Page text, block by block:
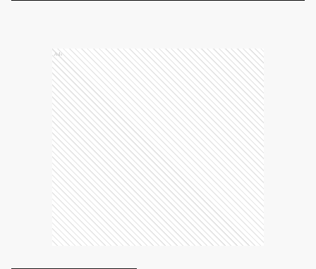
Ads